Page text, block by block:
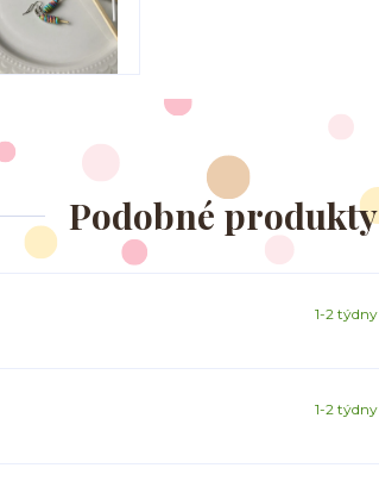
Podobné produkty
1-2 týdny
1-2 týdny